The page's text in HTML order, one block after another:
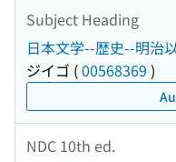
Subject Heading
日本文学--歴史--明治
ジイゴ (00568369 )
NDC 10th ed.